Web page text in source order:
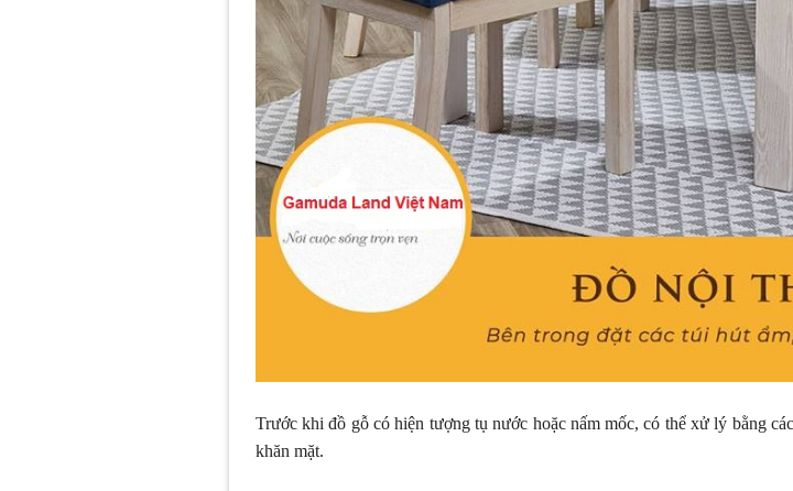
Trước khi đồ gỗ có hiện tượng tụ nước hoặc nấm mốc, có thể xử lý bằng
khăn mặt.